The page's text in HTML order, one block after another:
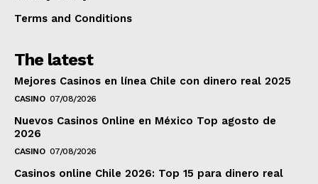
Terms and Conditions
The latest
Mejores Casinos en línea Chile con dinero real 2025
CASINO 07/08/2026
Nuevos Casinos Online en México Top agosto de
2026
CASINO 07/08/2026
Casinos online Chile 2026: Top 15 para dinero real